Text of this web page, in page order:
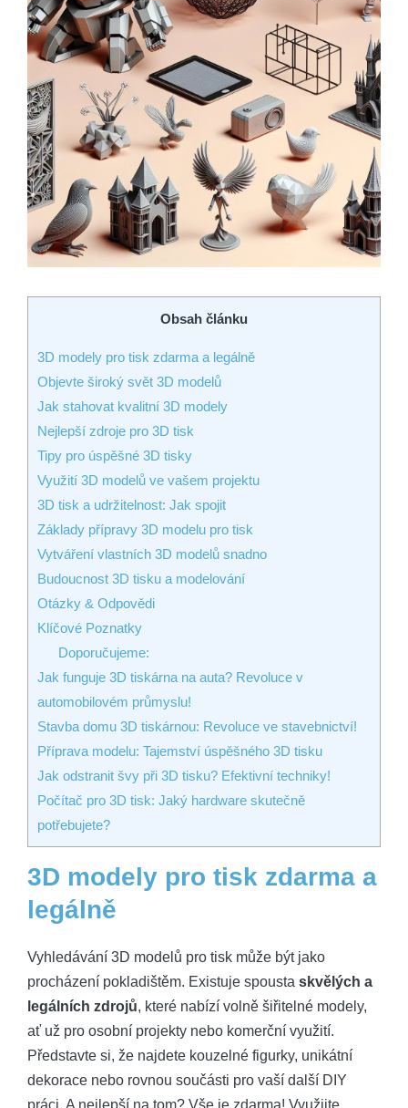
Obsah článku
3D modely pro tisk zdarma a legálně
Objevte široký svět 3D modelů
Jak stahovat kvalitní 3D modely
Nejlepší zdroje pro 3D tisk
Tipy pro úspěšné 3D tisky
Využití 3D modelů ve vašem projektu
3D tisk a udržitelnost: Jak spojit
Základy přípravy 3D modelu pro tisk
Vytváření vlastních 3D modelů snadno
Budoucnost 3D tisku a modelování
Otázky & Odpovědi
Klíčové Poznatky
Doporučujeme:
Jak funguje 3D tiskárna na auta? Revoluce v
automobilovém průmyslu!
Stavba domu 3D tiskárnou: Revoluce ve stavebnictví!
Příprava modelu: Tajemství úspěšného 3D tisku
Jak odstranit švy při 3D tisku? Efektivní techniky!
Počítač pro 3D tisk: Jaký hardware skutečně
potřebujete?
3D modely pro tisk zdarma a
legálně
Vyhledávání 3D modelů pro tisk může být jako
procházení pokladištěm. Existuje spousta skvělých a
legálních zdrojů, které nabízí volně šiřitelné modely,
ať už pro osobní projekty nebo komerční využití.
Představte si, že najdete kouzelné figurky, unikátní
dekorace nebo rovnou součásti pro vaší další DIY